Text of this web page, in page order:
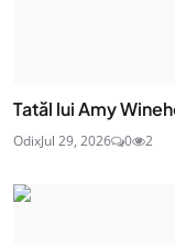
Tatăl lui Amy
OdixJul 29, 2026 0 2